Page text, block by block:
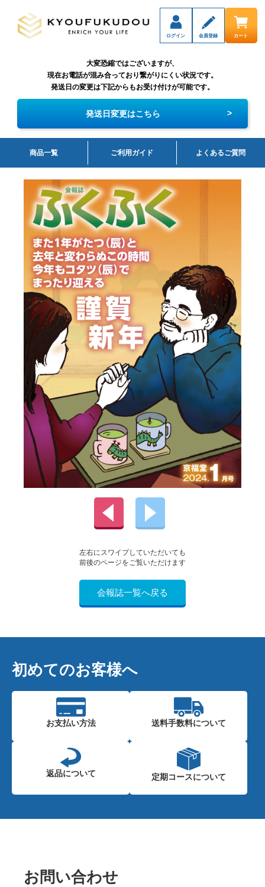
ログイン 会員登録 カート
大変恐縮ではございますが、
現在お電話が混み合っており繋がりにくい状況です。
発送日の変更は下記からもお受け付けが可能です。
発送日変更はこちら >
商品一覧 ご利用ガイド よくあるご質問
左右にスワイプしていただいても
前後のページをご覧いただけます
会報誌一覧へ戻る
初めてのお客様へ
お支払い方法 送料手数料について
返品について 定期コースについて
お問い合わせ